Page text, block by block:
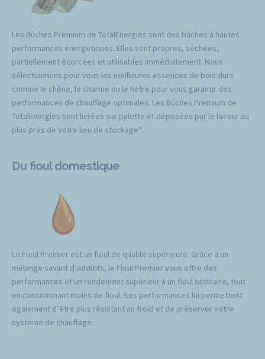
Les Bûches Premium de TotalEnergies sont des bûches à hautes
performances énergétiques. Elles sont propres, séchées,
partiellement écorcées et utilisables immédiatement. Nous
sélectionnons pour vous les meilleures essences de bois durs
comme le chêne, le charme ou le hêtre pour vous garantir des
performances de chauffage optimales. Les Bûches Premium de
TotalEnergies sont livrées sur palette et déposées par le livreur au
plus près de votre lieu de stockage*.
Du fioul domestique
Le Fioul Premier est un fioul de qualité supérieure. Grâce à un
mélange savant d’additifs, le Fioul Premier vous offre des
performances et un rendement supérieur à un fioul ordinaire, tout
en consommant moins de fioul. Ses performances lui permettent
également d’être plus résistant au froid et de préserver votre
système de chauffage.